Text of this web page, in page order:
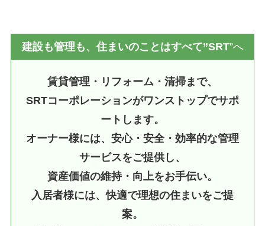
建設も管理も、住まいのことはすべて”SRT”へ
賃貸管理・リフォーム・清掃まで、
SRTコーポレーションがワンストップでサポ
ートします。
オーナー様には、安心・安全・効率的な管理
サービスをご提供し、
資産価値の維持・向上をお手伝い。
入居者様には、快適で理想の住まいをご提
案。